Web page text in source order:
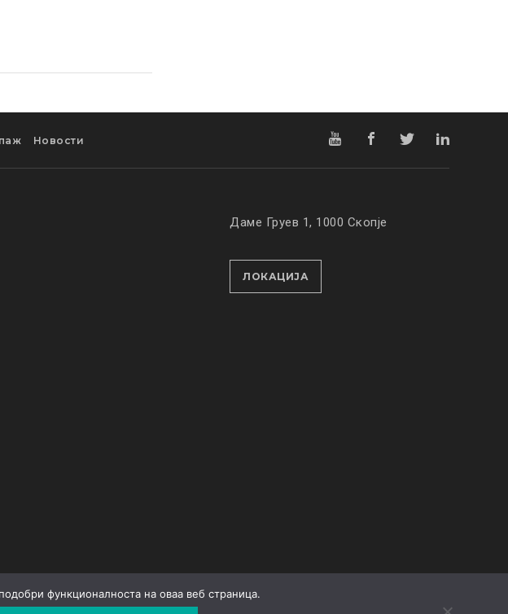
Новости
Даме Груев 1, 1000 Скопје
ЛОКАЦИЈА
функционалноста на оваа веб страница.